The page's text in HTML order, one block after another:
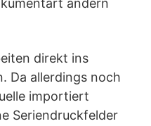
ändern
direkt ins
Da allerdings noch
importiert
Seriendruckfelder